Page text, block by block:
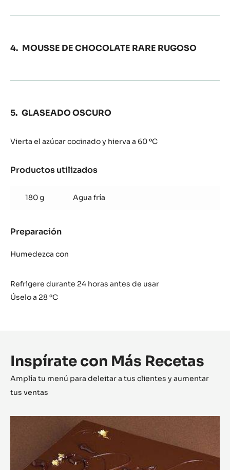
MOUSSE DE CHOCOLATE RARE RUGOSO
GLASEADO OSCURO
Vierta el azúcar cocinado y hierva a 60 ºC
Productos utilizados
OSCURO
180 g Agua fría
Preparación
OSCURO
Humedezca con
Refrigere durante 24 horas antes de usar
Úselo a 28 ºC
Inspírate con Más Recetas
Amplía tu menú para deleitar a tus clientes y aumentar
tus ventas